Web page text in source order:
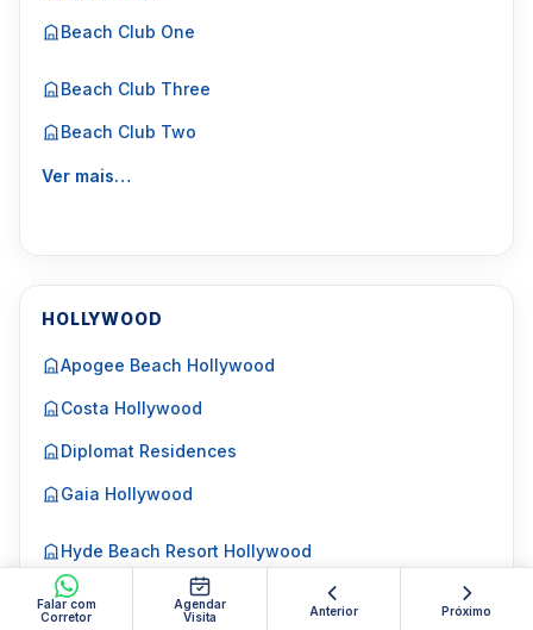
Falar com
Corretor
Agendar
Visita
Anterior Próximo
Beach Club One
Beach Club Three
Beach Club Two
Ver mais…
HOLLYWOOD
Apogee Beach Hollywood
Costa Hollywood
Diplomat Residences
Gaia Hollywood
Hyde Beach Resort Hollywood
Ver mais…